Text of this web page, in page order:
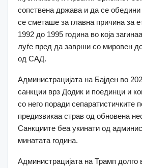
сопствена држава и да се
се сметаше за главна причина за
1992 до 1995 година во која
луѓе пред да заврши со мировен
од САД.
Администрацијата на Бајден во
санкции врз Додик и поединци и
со него поради сепаратистичките
предизвикаа страв од обновена
Санкциите беа укинати од
минатата година.
Администрацијата на Трамп